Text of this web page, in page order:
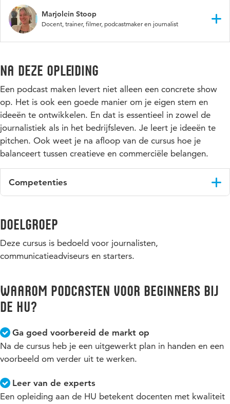
onafhankelijke podcast ‘Man met de microfoon
programma vol echte en bíjna echte verhalen. Met zijn oranje
Ford Transit rijdt hij door zijn eigen buurt om mensen te
Hij is ook winnaar van deMeestervertellersprijs 2016
Stichting Verhalende Journalistiek.
Lees meer
Marjolein Stoop
Docent, trainer, filmer, podcastmaker en journalist
als verslaggever en presentator in de omroepwereld bij onder
LinkedIn
Na deze opleiding
Een podcast maken levert niet alleen een concrete show
op. Het is ook een goede manier om je eigen stem en
ideeën te ontwikkelen. En dat is essentieel in zowel de
journalistiek als in het bedrijfsleven. Je leert je ideeën te
pitchen. Ook weet je na afloop van de cursus hoe je
balanceert tussen creatieve en commerciële belangen.
Competenties
je de markt op kunt gaan.
Doelgroep
Deze cursus is bedoeld voor journalisten,
communicatieadviseurs en starters.
Waarom Podcasten voor beginners bij
de HU?
Ga goed voorbereid de markt op
Na de cursus heb je een uitgewerkt plan in handen en een
voorbeeld om verder uit te werken.
Leer van de experts
Een opleiding aan de HU betekent docenten met kwaliteit